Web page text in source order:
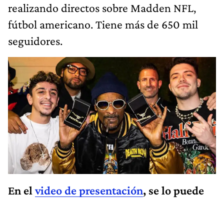
realizando directos sobre Madden NFL,
fútbol americano. Tiene más de 650 mil
seguidores.
En elvideo de presentación, se lo puede